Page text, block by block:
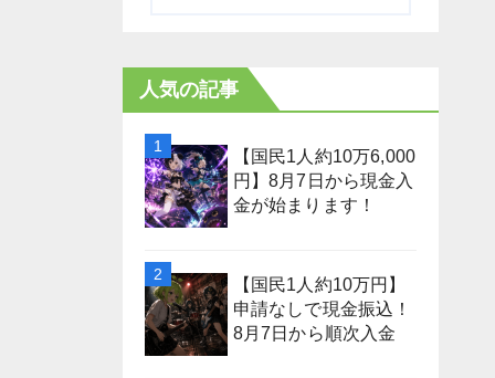
人気の記事
【国民1人約10万6,000
円】8月7日から現金入
金が始まります！
【国民1人約10万円】
申請なしで現金振込！
8月7日から順次入金